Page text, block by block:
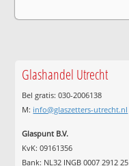
Glashandel Utrecht
Bel gratis: 030-2006138
M: info@glaszetters-utrecht.nl
Glaspunt B.V.
KvK: 09161356
Bank: NL32 INGB 0007 2912 25